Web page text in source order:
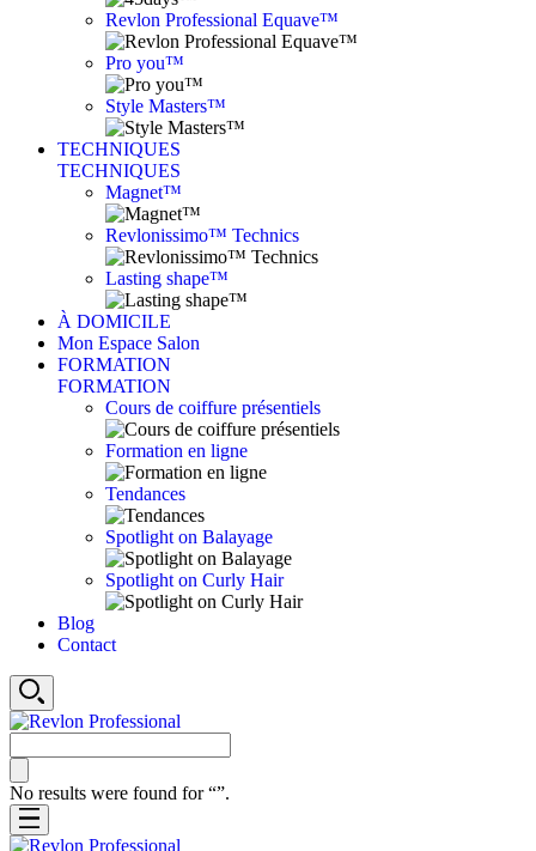
Revlon Professional Equave™
Pro you™
Style Masters™
TECHNIQUES
TECHNIQUES
Magnet™
Revlonissimo™ Technics
Lasting shape™
À DOMICILE
Mon Espace Salon
FORMATION
FORMATION
Cours de coiffure présentiels
Formation en ligne
Tendances
Spotlight on Balayage
Spotlight on Curly Hair
Blog
Contact
No results were found for “”.